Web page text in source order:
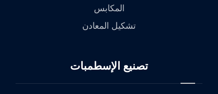
المكابس
تشكيل المعادن
تصنيع الإسطمبات